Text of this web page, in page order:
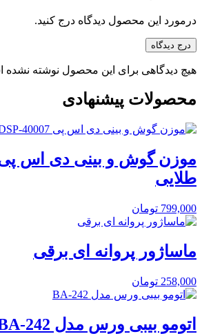
درمورد این محصول دیدگاه درج کنید.
درج دیدگاه
هیچ دیدگاهی برای این محصول نوشته
محصولات پیشنهادی
طلایی
799,000 تومان
ماساژور پروانه ای برقی
258,000 تومان
اتومو بیبی ورس مدل BA-242